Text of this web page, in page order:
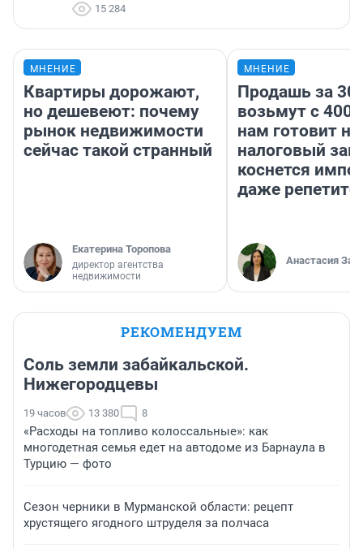
15 284
МНЕНИЕ
Квартиры дорожают,
но дешевеют: почему
рынок недвижимости
сейчас такой странный
Екатерина Торопова
директор агентства
недвижимости
МНЕНИЕ
Продашь за
возьмут с
нам готовит
налоговый
коснется
даже
Анастасия
РЕКОМЕНДУЕМ
Соль земли забайкальской.
Нижегородцевы
19 часов 13 380 8
«Расходы на топливо колоссальные»: как
многодетная семья едет на автодоме из Барнаула в
Турцию — фото
Сезон черники в Мурманской области: рецепт
хрустящего ягодного штруделя за полчаса